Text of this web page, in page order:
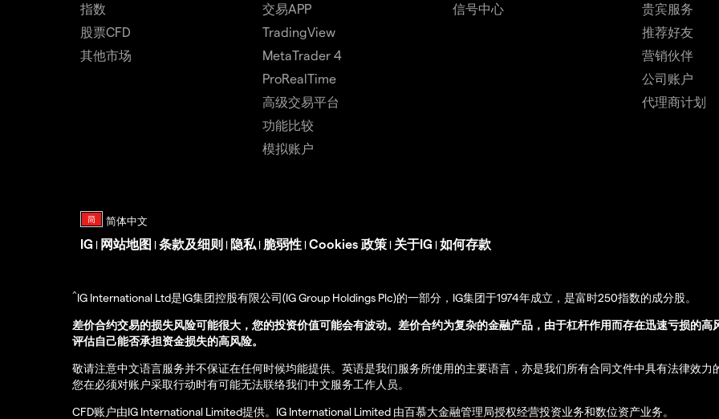
指数
股票CFD
其他市场
交易APP
TradingView
MetaTrader 4
ProRealTime
高级交易平台
功能比较
模拟账户
信号中心
贵宾服务
推荐好友
营销伙伴
公司账户
代理商计划
IG | 网站地图 | 条款及细则 | 隐私 | 脆弱性 | Cookies 政策 | 关于IG | 如何存款
^IG International Ltd是IG集团控股有限公司(IG Group Holdings Plc)的一部分，IG集团于1974年成立，是富时250指数的成分股。
差价合约交易的损失风险可能很大，您的投资价值可能会有波动。差价合约为复杂的金融产品，由于杠杆作用而存在迅速亏损的
评估自己能否承担资金损失的高风险。
敬请注意中文语言服务并不保证在任何时候均能提供。英语是我们服务所使用的主要语言，亦是我们所有合同文件中具有法律效力
您在必须对账户采取行动时有可能无法联络我们中文服务工作人员。
CFD账户由IG International Limited提供。IG International Limited 由百慕大金融管理局授权经营投资业务和数位资产业务。